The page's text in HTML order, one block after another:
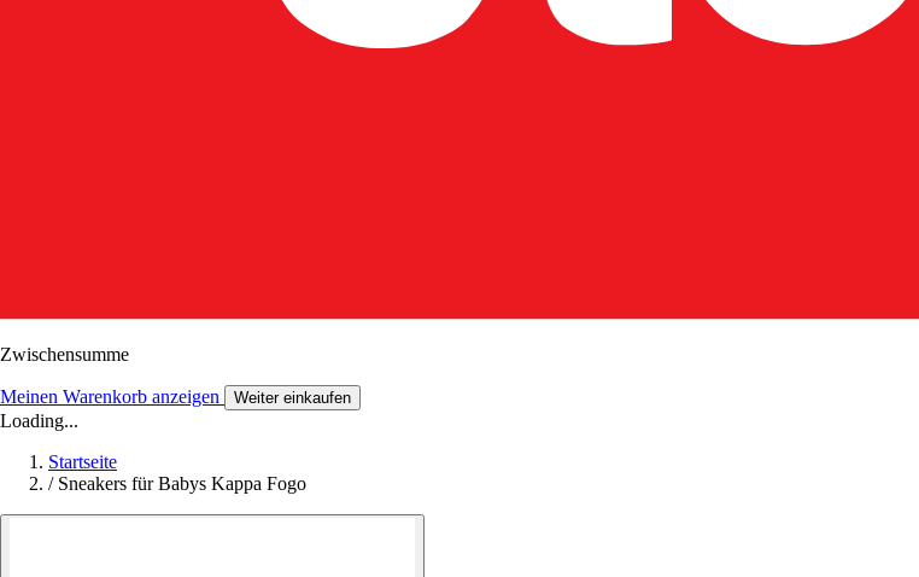
Zwischensumme
Meinen Warenkorb anzeigen Weiter einkaufen
Loading...
Startseite
/ Sneakers für Babys Kappa Fogo